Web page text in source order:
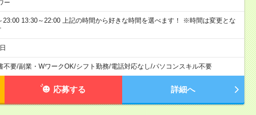
ー
23:00 13:30～22:00 上記の時間から好きな時間を選べます！ ※時間は変更とな
不要/副業・WワークOK/シフト勤務/電話対応なし/パソコンスキル不要
応募する 詳細へ